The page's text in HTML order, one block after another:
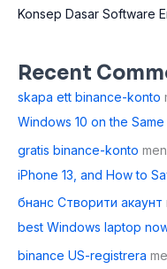
Konsep Dasar Software
Recent
skapa ett binance-konto
Windows 10 on the
gratis binance-konto
iPhone 13, and How to
бнанс Створити акаунт
best Windows laptop
binance US-registrera